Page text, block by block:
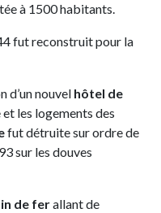
à 1500 habitants.
fut reconstruit pour la
d’un nouvel hôtel de
les logements des
fut détruite sur ordre de
sur les douves
de ferallant de